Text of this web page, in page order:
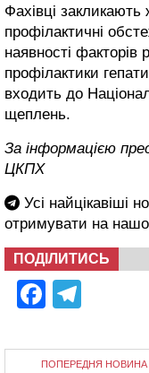
Фахівці закликають
профілактичні
наявності
профілактики
входить до
щеплень.
За інформацією
ЦКПХ
Усі найцікавіші
отримувати на
ПОДІЛИТИСЬ
ПОПЕРЕДНЯ НОВИНА